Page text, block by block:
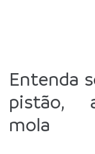
Entenda
pistão,
mola